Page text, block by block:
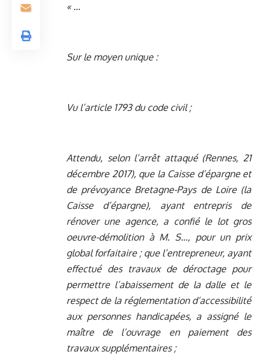
« …
Sur le moyen unique :
Vu l’article 1793 du code civil ;
Attendu, selon l’arrêt attaqué (Rennes, 21
décembre 2017), que la Caisse d’épargne et
de prévoyance Bretagne-Pays de Loire (la
Caisse d’épargne), ayant entrepris de
rénover une agence, a confié le lot gros
oeuvre-démolition à M. S…, pour un prix
global forfaitaire ; que l’entrepreneur, ayant
effectué des travaux de déroctage pour
permettre l’abaissement de la dalle et le
respect de la réglementation d’accessibilité
aux personnes handicapées, a assigné le
maître de l’ouvrage en paiement des
travaux supplémentaires ;